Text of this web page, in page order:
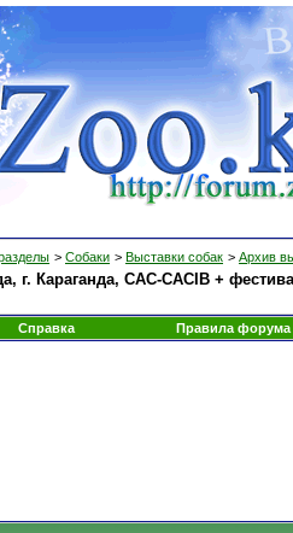
> Собаки > Выставки собак > Архив
г. Караганда, САС-CACIB +
Справка Правила форума